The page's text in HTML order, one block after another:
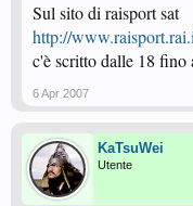
Sul sito di raisport sat
http://
c'è scritto dalle 18 fino
6 Apr 2007
KaTsuWei
Utente